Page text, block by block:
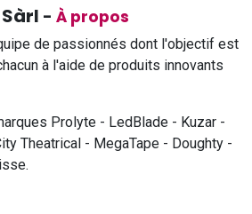
Sàrl - À propos
de passionnés dont l'objectif est
à l'aide de produits innovants
Prolyte - LedBlade - Kuzar -
Theatrical - MegaTape - Doughty -